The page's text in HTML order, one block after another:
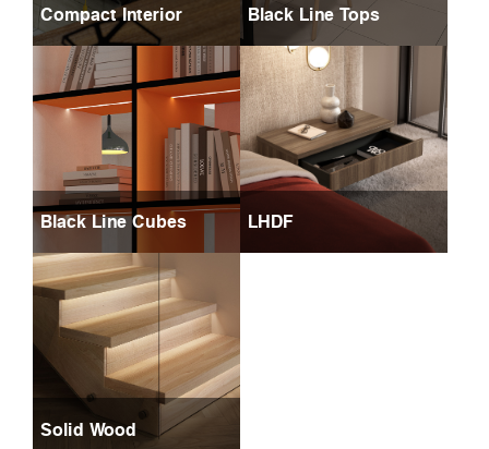
Compact Interior Black Line Tops
Black Line Cubes LHDF
Solid Wood